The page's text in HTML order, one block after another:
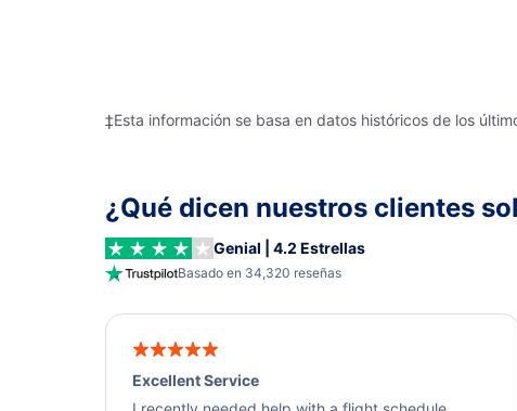
‡Esta información se basa en datos históricos de los
¿Qué dicen nuestros clientes
Genial | 4.2 Estrellas
Basado en 34,320 reseñas
Excellent Service